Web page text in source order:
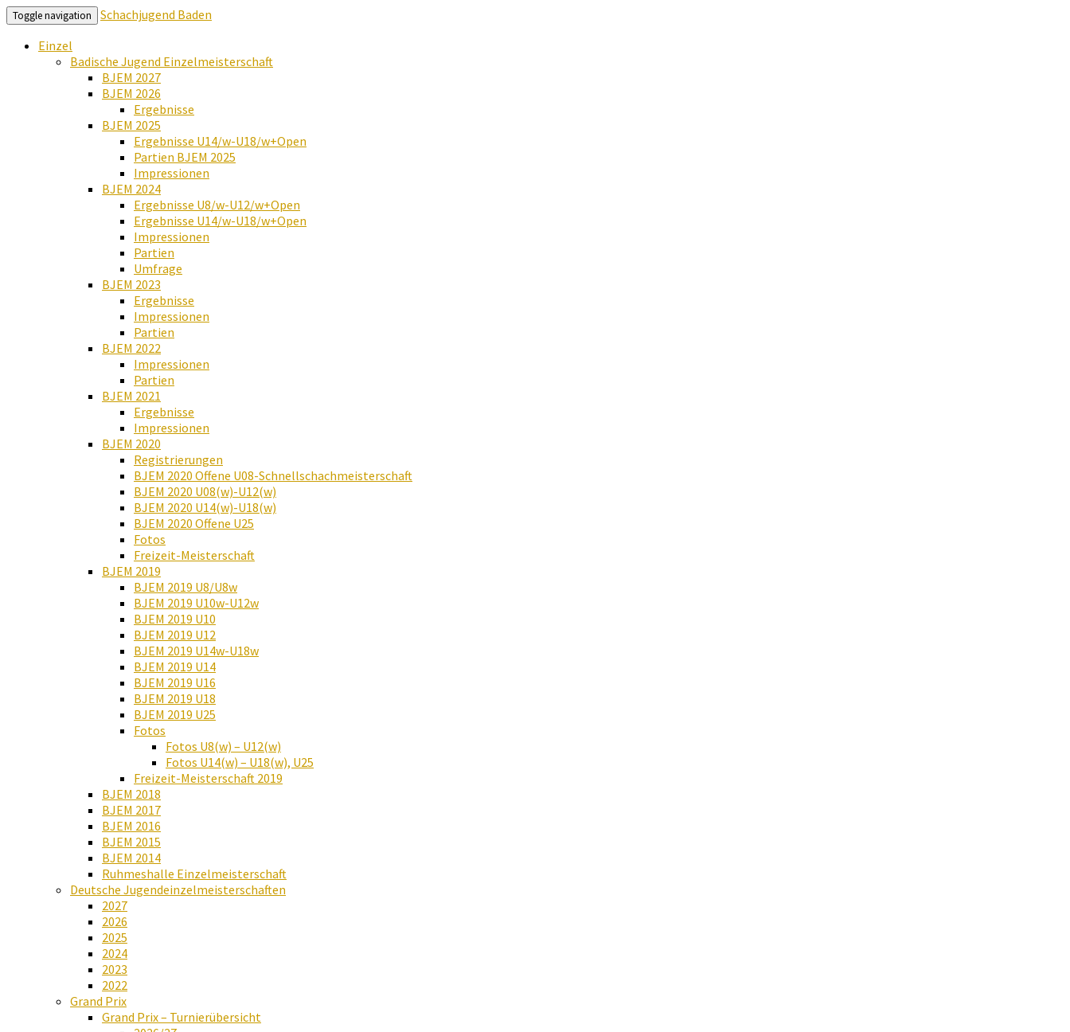
Toggle navigation
Schachjugend Baden
Einzel
Badische Jugend Einzelmeisterschaft
BJEM 2027
BJEM 2026
Ergebnisse
BJEM 2025
Ergebnisse U14/w-U18/w+Open
Partien BJEM 2025
Impressionen
BJEM 2024
Ergebnisse U8/w-U12/w+Open
Ergebnisse U14/w-U18/w+Open
Impressionen
Partien
Umfrage
BJEM 2023
Ergebnisse
Impressionen
Partien
BJEM 2022
Impressionen
Partien
BJEM 2021
Ergebnisse
Impressionen
BJEM 2020
Registrierungen
BJEM 2020 Offene U08-Schnellschachmeisterschaft
BJEM 2020 U08(w)-U12(w)
BJEM 2020 U14(w)-U18(w)
BJEM 2020 Offene U25
Fotos
Freizeit-Meisterschaft
BJEM 2019
BJEM 2019 U8/U8w
BJEM 2019 U10w-U12w
BJEM 2019 U10
BJEM 2019 U12
BJEM 2019 U14w-U18w
BJEM 2019 U14
BJEM 2019 U16
BJEM 2019 U18
BJEM 2019 U25
Fotos
Fotos U8(w) – U12(w)
Fotos U14(w) – U18(w), U25
Freizeit-Meisterschaft 2019
BJEM 2018
BJEM 2017
BJEM 2016
BJEM 2015
BJEM 2014
Ruhmeshalle Einzelmeisterschaft
Deutsche Jugendeinzelmeisterschaften
2027
2026
2025
2024
2023
2022
Grand Prix
Grand Prix – Turnierübersicht